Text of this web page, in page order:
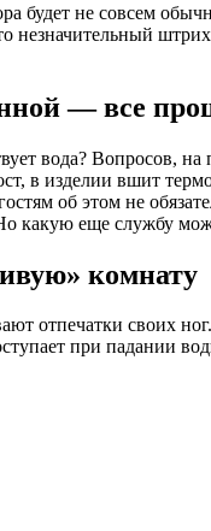
не совсем
— все
вода? Вопросов,
в изделии вшит
об этом не
какую еще службу
комнату
своих
при падании